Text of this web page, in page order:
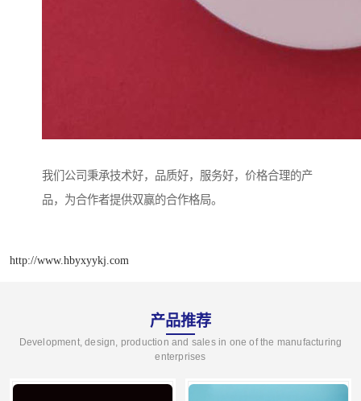
我们公司秉承技术好，品质好，服务好，价格合理的产
品，为合作者提供双赢的合作格局。
http://www.hbyxyykj.com
产品推荐
Development, design, production and sales in one of the manufacturing
enterprises